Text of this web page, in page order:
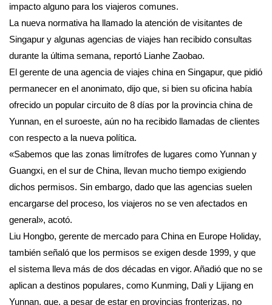
impacto alguno para los viajeros comunes.
La nueva normativa ha llamado la atención de visitantes de
Singapur y algunas agencias de viajes han recibido consultas
durante la última semana, reportó Lianhe Zaobao.
El gerente de una agencia de viajes china en Singapur, que pidió
permanecer en el anonimato, dijo que, si bien su oficina había
ofrecido un popular circuito de 8 días por la provincia china de
Yunnan, en el suroeste, aún no ha recibido llamadas de clientes
con respecto a la nueva política.
«Sabemos que las zonas limítrofes de lugares como Yunnan y
Guangxi, en el sur de China, llevan mucho tiempo exigiendo
dichos permisos. Sin embargo, dado que las agencias suelen
encargarse del proceso, los viajeros no se ven afectados en
general», acotó.
Liu Hongbo, gerente de mercado para China en Europe Holiday,
también señaló que los permisos se exigen desde 1999, y que
el sistema lleva más de dos décadas en vigor. Añadió que no se
aplican a destinos populares, como Kunming, Dali y Lijiang en
Yunnan, que, a pesar de estar en provincias fronterizas, no